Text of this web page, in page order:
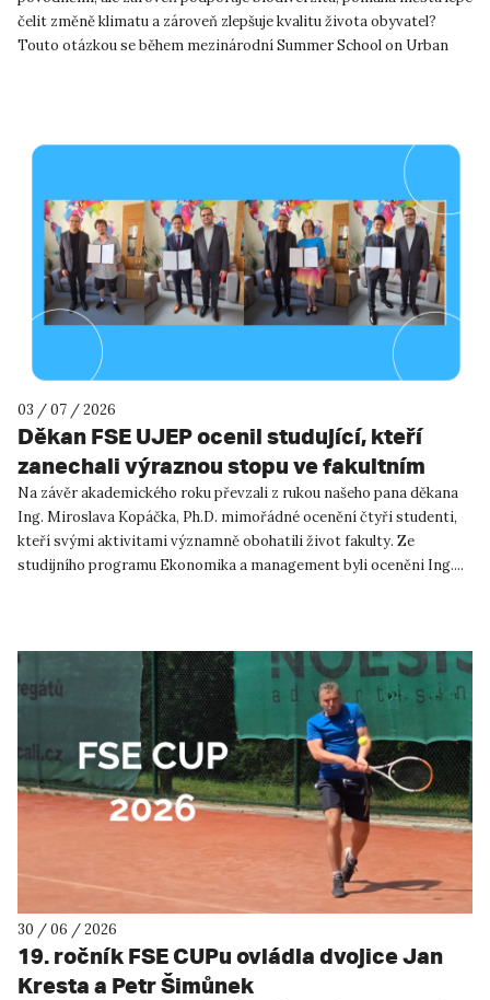
čelit změně klimatu a zároveň zlepšuje kvalitu života obyvatel?
Touto otázkou se během mezinárodní Summer School on Urban
03 / 07 / 2026
Děkan FSE UJEP ocenil studující, kteří
zanechali výraznou stopu ve fakultním
životě
Na závěr akademického roku převzali z rukou našeho pana děkana
Ing. Miroslava Kopáčka, Ph.D. mimořádné ocenění čtyři studenti,
kteří svými aktivitami významně obohatili život fakulty. Ze
studijního programu Ekonomika a management byli oceněni Ing....
30 / 06 / 2026
19. ročník FSE CUPu ovládla dvojice Jan
Kresta a Petr Šimůnek